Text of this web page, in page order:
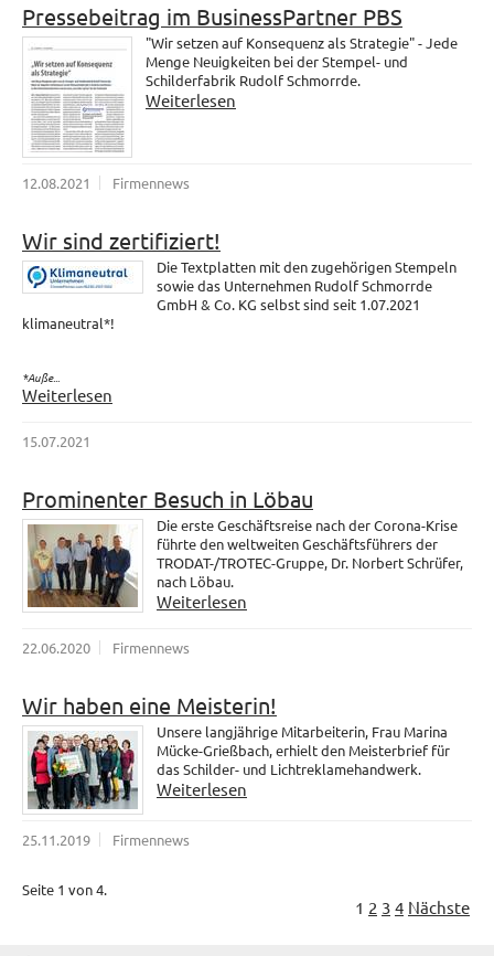
Pressebeitrag im BusinessPartner PBS
"Wir setzen auf Konsequenz als Strategie" - Jede
Menge Neuigkeiten bei der Stempel- und
Schilderfabrik Rudolf Schmorrde.
Weiterlesen
12.08.2021 Firmennews
Wir sind zertifiziert!
Die Textplatten mit den zugehörigen Stempeln
sowie das Unternehmen Rudolf Schmorrde
GmbH & Co. KG selbst sind seit 1.07.2021
klimaneutral*!
*Auße...
Weiterlesen
15.07.2021
Prominenter Besuch in Löbau
Die erste Geschäftsreise nach der Corona-Krise
führte den weltweiten Geschäftsführers der
TRODAT-/TROTEC-Gruppe, Dr. Norbert Schrüfer,
nach Löbau.
Weiterlesen
22.06.2020 Firmennews
Wir haben eine Meisterin!
Unsere langjährige Mitarbeiterin, Frau Marina
Mücke-Grießbach, erhielt den Meisterbrief für
das Schilder- und Lichtreklamehandwerk.
Weiterlesen
25.11.2019 Firmennews
Seite 1 von 4.
1 2 3 4 Nächste